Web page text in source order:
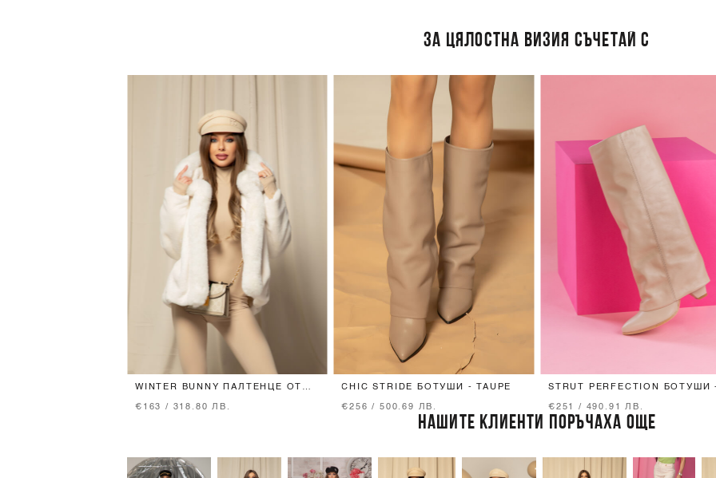
ЗА ЦЯЛОСТНА ВИЗИЯ СЪЧЕТАЙ С
WINTER BUNNY ПАЛТЕНЦЕ ОТ
€163 / 318.80 ЛВ.
CHIC STRIDE БОТУШИ - TAUPE
€256 / 500.69 ЛВ.
STRUT PERFECTION БОТУШИ
€251 / 490.91 ЛВ.
НАШИТЕ КЛИЕНТИ ПОРЪЧАХА ОЩЕ